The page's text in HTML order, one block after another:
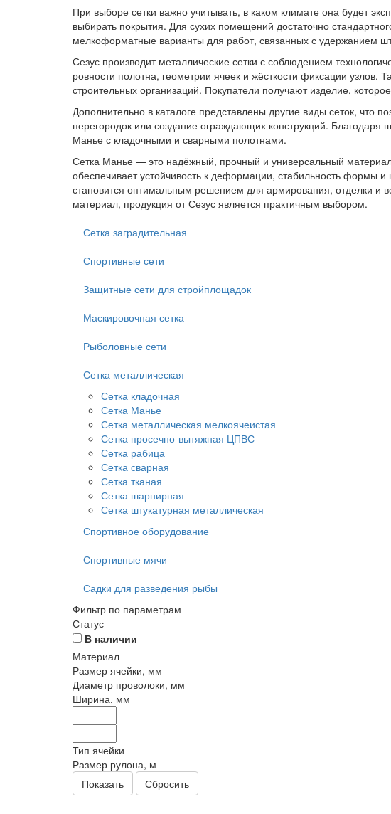
При выборе сетки важно учитывать, в каком климате она будет
выбирать покрытия. Для сухих помещений достаточно
мелкоформатные варианты для работ, связанных с удержанием
Сезус производит металлические сетки с соблюдением
ровности полотна, геометрии ячеек и жёсткости фиксации
строительных организаций. Покупатели получают изделие,
Дополнительно в каталоге представлены другие виды сеток, что
перегородок или создание ограждающих конструкций.
Манье с кладочными и сварными полотнами.
Сетка Манье — это надёжный, прочный и универсальный
обеспечивает устойчивость к деформации, стабильность формы
становится оптимальным решением для армирования, отделки и
материал, продукция от Сезус является практичным выбором.
Сетка заградительная
Спортивные сети
Защитные сети для стройплощадок
Маскировочная сетка
Рыболовные сети
Сетка металлическая
Сетка кладочная
Сетка Манье
Сетка металлическая мелкоячеистая
Сетка просечно-вытяжная ЦПВС
Сетка рабица
Сетка сварная
Сетка тканая
Сетка шарнирная
Сетка штукатурная металлическая
Спортивное оборудование
Спортивные мячи
Садки для разведения рыбы
Фильтр по параметрам
Статус
В наличии
Материал
Размер ячейки, мм
Диаметр проволоки, мм
Ширина, мм
Тип ячейки
Размер рулона, м
Сбросить